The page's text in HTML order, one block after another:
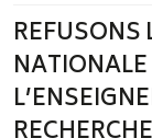
REFUSONS